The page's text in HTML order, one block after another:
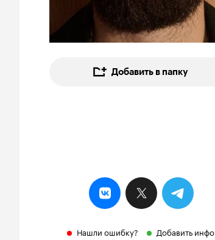
Добавить в папку
Нашли ошибку? Добавить инфо